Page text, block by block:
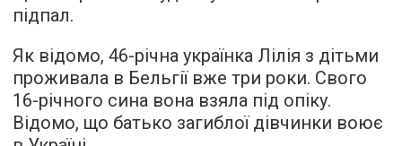
підпал.
Як відомо, 46-річна українка Лілія з дітьми
проживала в Бельгії вже три роки. Свого
16-річного сина вона взяла під опіку.
Відомо, що батько загиблої дівчинки воює